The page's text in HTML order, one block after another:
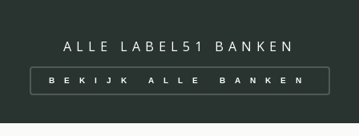
ALLE LABEL51 BANKEN
BEKIJK ALLE BANKEN